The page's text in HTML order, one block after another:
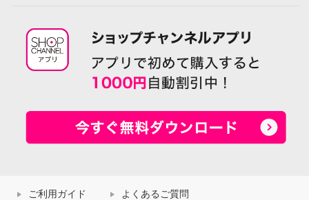
ご利用ガイド よくあるご質問